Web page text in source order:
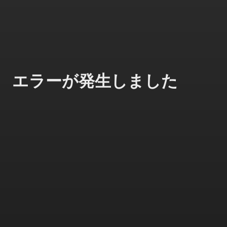
エラーが発生しました